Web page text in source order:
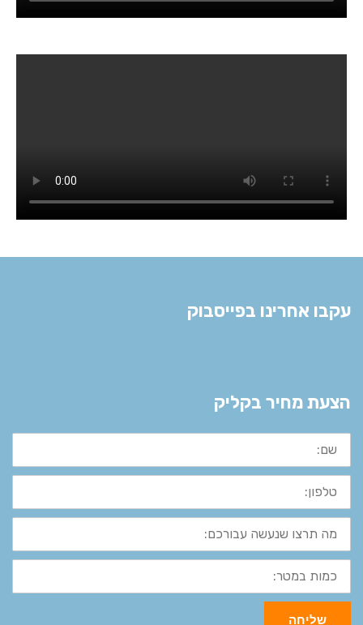
עקבו אחרינו בפייסבוק
הצעת מחיר בקליק
שם:
טלפון:
מה
תרצו
שנעשה
עבורכם:
כמות
במטר:
שליחה